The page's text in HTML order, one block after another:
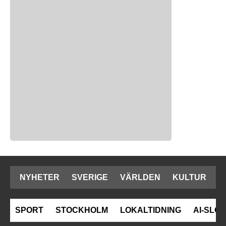
NYHETER SVERIGE VÄRLDEN KULTUR
SPORT STOCKHOLM LOKALTIDNING AI-SLOP